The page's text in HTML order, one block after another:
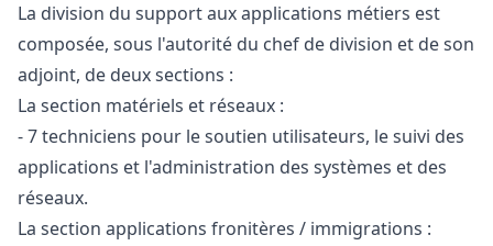
La division du support aux applications métiers est
composée, sous l'autorité du chef de division et de son
adjoint, de deux sections :
La section matériels et réseaux :
- 7 techniciens pour le soutien utilisateurs, le suivi des
applications et l'administration des systèmes et des
réseaux.
La section applications fronitères / immigrations :